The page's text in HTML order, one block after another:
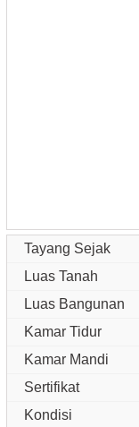
Tayang Sejak
Luas Tanah
Luas Bangunan
Kamar Tidur
Kamar Mandi
Sertifikat
Kondisi